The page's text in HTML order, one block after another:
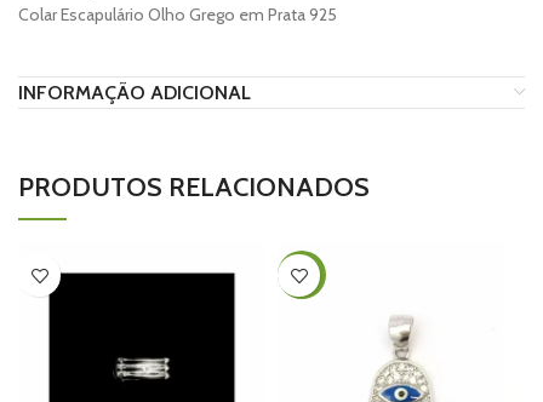
Colar Escapulário Olho Grego em Prata 925
INFORMAÇÃO ADICIONAL
PRODUTOS RELACIONADOS
-26%